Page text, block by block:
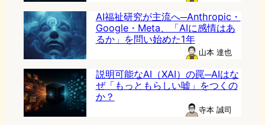
AI福祉研究が主流へ─Anthropic・
Google・Meta、「AIに感情はあ
るか」を問い始めた1年
山本 達也
説明可能なAI（XAI）の罠─AIはな
ぜ「もっともらしい嘘」をつくの
か？
寺本 誠司